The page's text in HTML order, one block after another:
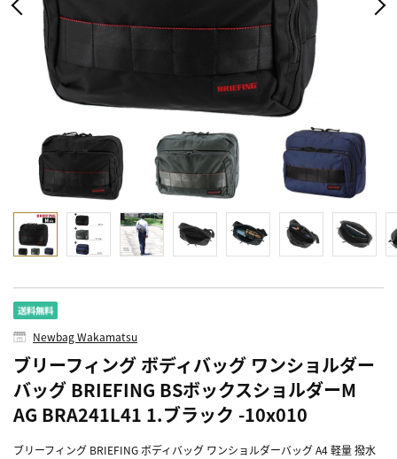
Newbag Wakamatsu
ブリーフィング ボディバッグ ワンショルダー
バッグ BRIEFING BSボックスショルダーM
AG BRA241L41 1.ブラック -10x010
ブリーフィング BRIEFING ボディバッグ ワンショルダーバッグ A4 軽量 撥水